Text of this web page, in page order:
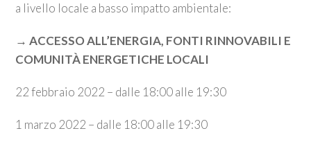
a livello locale a basso impatto ambientale:
→ACCESSO ALL’ENERGIA, FONTI RINNOVABILI E
COMUNITÀ ENERGETICHE LOCALI
22 febbraio 2022 – dalle 18:00 alle 19:30
1 marzo 2022 – dalle 18:00 alle 19:30